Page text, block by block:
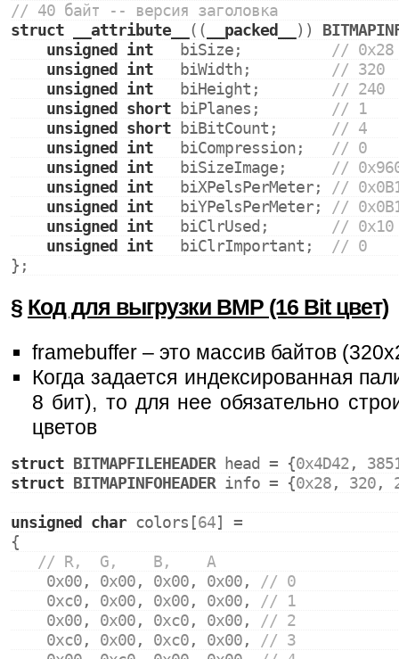
// 40 байт -- версия заголовка
struct
__attribute__ (( __packed__ ))
unsigned
int
   biSize;
// 0x28
unsigned
int
   biWidth;
// 320
unsigned
int
   biHeight;
// 240
unsigned
short biPlanes; // 1
unsigned
short biBitCount; // 4
unsigned
int
   biCompression;
// 0
unsigned
int
   biSizeImage;
//
unsigned
int
   biXPelsPerMeter;
//
unsigned
int
   biYPelsPerMeter;
//
unsigned
int
   biClrUsed;
// 0x10
unsigned
int
   biClrImportant;
// 0
};
§ Код для выгрузки BMP (16 Bit цвет)
framebuffer – это массив байтов
Когда задается индексированная
8 бит), то для нее обязательно
цветов
struct BITMAPFILEHEADER head = {0x4D42,
struct BITMAPINFOHEADER info = {0x28, 320,
unsigned char colors[64] =
{
// R,  G,    B,    A
0x00, 0x00, 0x00, 0x00, // 0
0xc0, 0x00, 0x00, 0x00, // 1
0x00, 0x00, 0xc0, 0x00, // 2
0xc0, 0x00, 0xc0, 0x00, // 3